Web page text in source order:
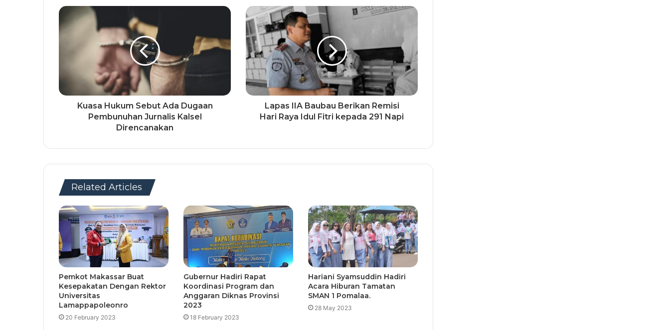
Kuasa Hukum Sebut Ada Dugaan
Pembunuhan Jurnalis Kalsel
Direncanakan
Lapas IIA Baubau Berikan Remisi
Hari Raya Idul Fitri kepada 291 Napi
Related Articles
Pemkot Makassar Buat
Kesepakatan Dengan Rektor
Universitas
Lamappapoleonro
20 February 2023
Gubernur Hadiri Rapat
Koordinasi Program dan
Anggaran Diknas Provinsi
2023
18 February 2023
Hariani Syamsuddin Hadiri
Acara Hiburan Tamatan
SMAN 1 Pomalaa.
28 May 2023